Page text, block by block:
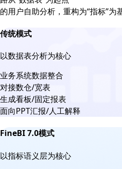
的用户自助分析，重构为“指标”为
传统模式
以数据表分析为核心
业务系统数据整合
对接数仓/宽表
生成看板/固定报表
面向PPT汇报/人工解释
FineBI 7.0模式
以指标语义层为核心